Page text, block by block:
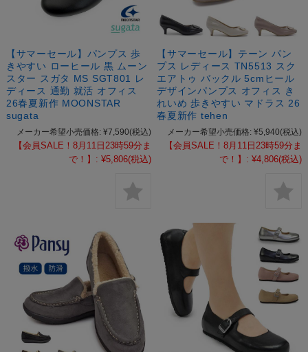
【サマーセール】パンプス 歩
きやすい ローヒール 黒 ムーン
スター スガタ MS SGT801 レ
ディース 通勤 就活 オフィス
26春夏新作 MOONSTAR
sugata
メーカー希望小売価格: ¥7,590(税込)
【会員SALE！8月11日23時59分ま
で！】: ¥5,806(税込)
【サマーセール】テーン パン
プス レディース TN5513 スク
エアトゥ バックル 5cmヒール
デザインパンプス オフィス き
れいめ 歩きやすい マドラス 26
春夏新作 tehen
メーカー希望小売価格: ¥5,940(税込)
【会員SALE！8月11日23時59分ま
で！】: ¥4,806(税込)